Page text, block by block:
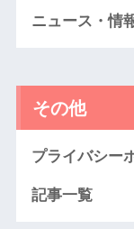
ニュース・情
その他
プライバシー
記事一覧